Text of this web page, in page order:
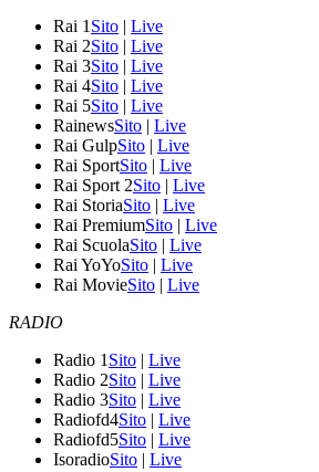
Rai 1 Sito | Live
Rai 2Sito | Live
Rai 3Sito | Live
Rai 4Sito | Live
Rai 5Sito | Live
RainewsSito | Live
Rai GulpSito | Live
Rai SportSito | Live
Rai Sport 2Sito | Live
Rai StoriaSito | Live
Rai PremiumSito | Live
Rai ScuolaSito | Live
Rai YoYoSito | Live
Rai MovieSito | Live
RADIO
Radio 1 Sito | Live
Radio 2Sito | Live
Radio 3Sito | Live
Radiofd4Sito | Live
Radiofd5Sito | Live
IsoradioSito | Live